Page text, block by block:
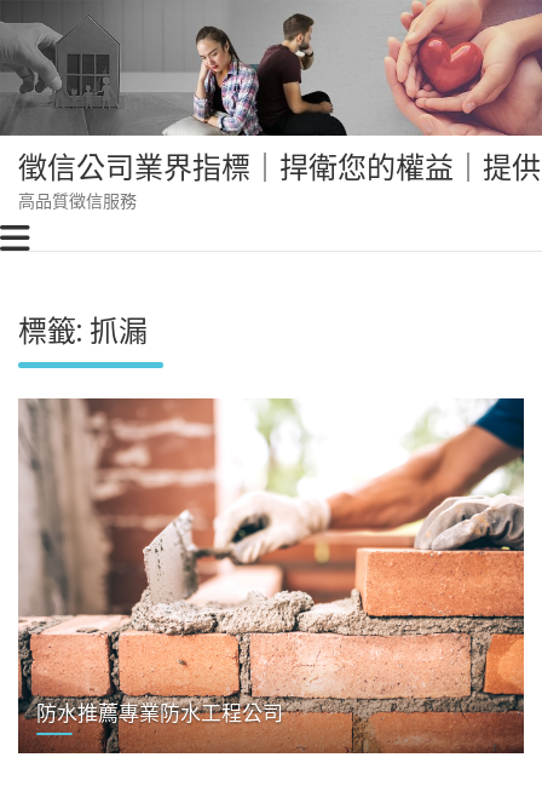
to
content
徵信公司業界指標｜捍衛您的權益｜提
高品質徵信服務
標籤: 抓漏
防水推薦專業防水工程公司